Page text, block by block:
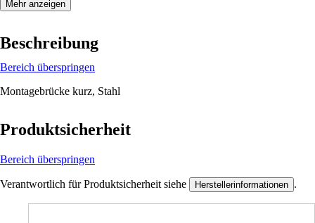
Mehr anzeigen
Beschreibung
Bereich überspringen
Montagebrücke kurz, Stahl
Produktsicherheit
Bereich überspringen
Verantwortlich für Produktsicherheit siehe Herstellerinformationen .